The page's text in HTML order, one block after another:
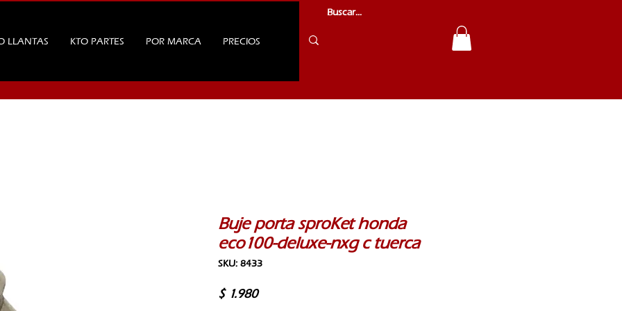
LLANTAS KTO PARTES POR MARCA PRECIOS
Buje porta sproKet honda
eco100-deluxe-nxg c tuerca
SKU: 8433
$ 1.980Precio